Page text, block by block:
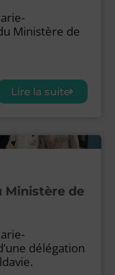
Ministère de
Lire la suite
Ministère de
délégation